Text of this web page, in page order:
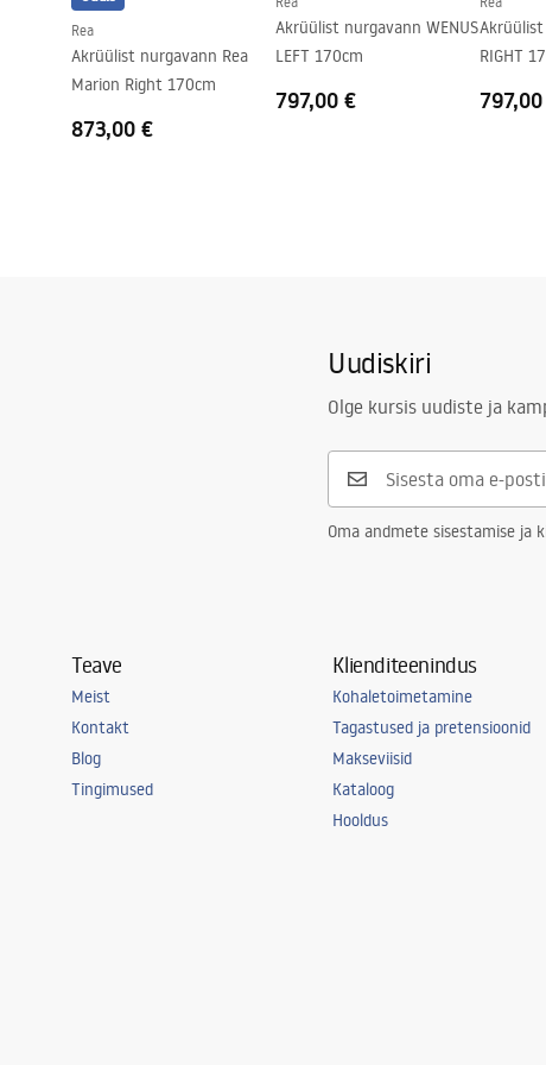
Rea
Akrüülist nurgavann Rea
Marion Right 170cm
873,00 €
Akrüülist nurgavann WENUS
LEFT 170cm
797,00 €
Akrüülist
RIGHT
Uudiskiri
Olge kursis uudiste ja
Oma andmete sisestamise ja
Teave
Meist
Kontakt
Blog
Tingimused
Klienditeenindus
Kohaletoimetamine
Tagastused ja pretensioonid
Makseviisid
Kataloog
Hooldus